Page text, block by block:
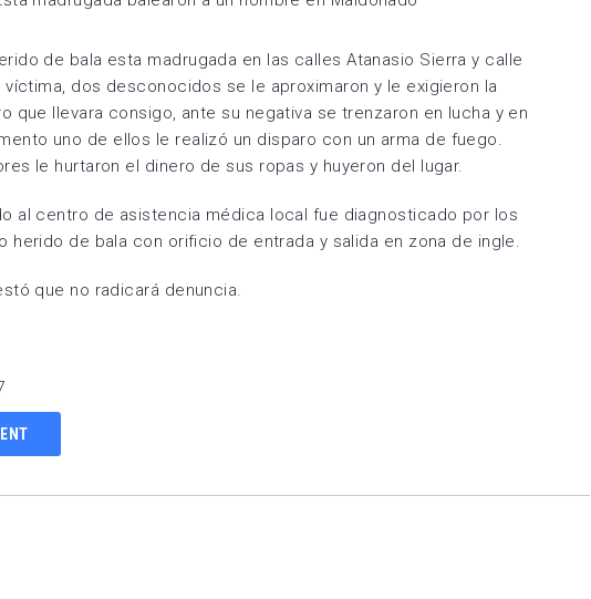
de bala esta madrugada en las calles Atanasio Sierra y calle
víctima, dos desconocidos se le aproximaron y le exigieron la
que llevara consigo, ante su negativa se trenzaron en lucha y en
uno de ellos le realizó un disparo con un arma de fuego.
le hurtaron el dinero de sus ropas y huyeron del lugar.
al centro de asistencia médica local fue diagnosticado por los
herido de bala con orificio de entrada y salida en zona de ingle.
que no radicará denuncia.